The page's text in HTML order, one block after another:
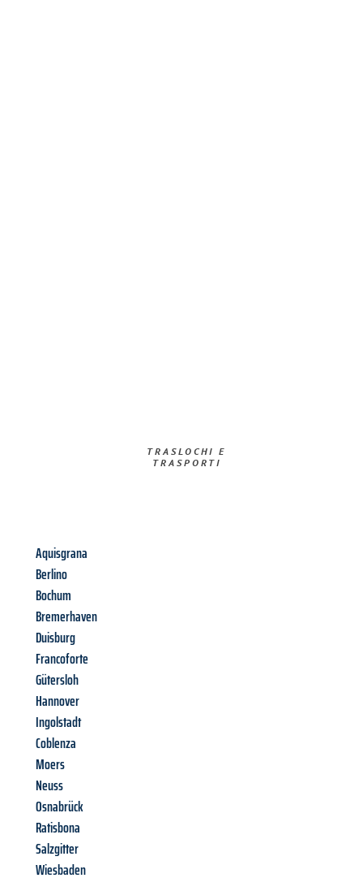
TRASLOCHI E
TRASPORTI​
Aquisgrana
Berlino
Bochum
Bremerhaven
Duisburg
Francoforte
Gütersloh
Hannover
Ingolstadt
Coblenza
Moers
Neuss
Osnabrück
Ratisbona
Salzgitter
Wiesbaden